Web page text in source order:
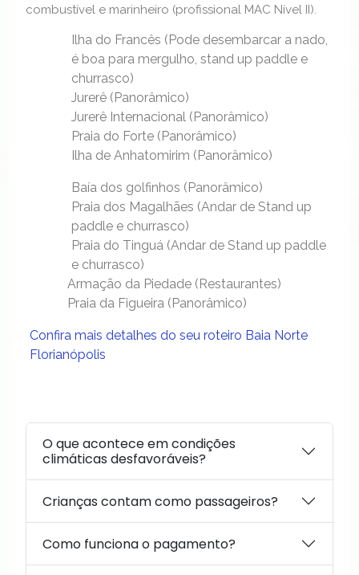
combustível e marinheiro (profissional MAC Nível II).
Ilha do Francês (Pode desembarcar a nado,
é boa para mergulho, stand up paddle e
churrasco)
Jurerê (Panorâmico)
Jurerê Internacional (Panorâmico)
Praia do Forte (Panorâmico)
Ilha de Anhatomirim (Panorâmico)
Baía dos golfinhos (Panorâmico)
Praia dos Magalhães (Andar de Stand up
paddle e churrasco)
Praia do Tinguá (Andar de Stand up paddle
e churrasco)
Armação da Piedade (Restaurantes)
Praia da Figueira (Panorâmico)
Confira mais detalhes do seu roteiro Baia Norte
Florianópolis
O que acontece em condições
climáticas desfavoráveis?
Crianças contam como passageiros?
Como funciona o pagamento?